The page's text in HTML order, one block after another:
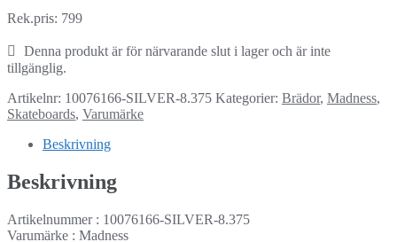
Rek.pris: 799
Denna produkt är för närvarande slut i lager och är inte
tillgänglig.
Artikelnr: 10076166-SILVER-8.375 Kategorier: Brädor, Madness,
Skateboards, Varumärke
Beskrivning
Beskrivning
Artikelnummer : 10076166-SILVER-8.375
Varumärke : Madness